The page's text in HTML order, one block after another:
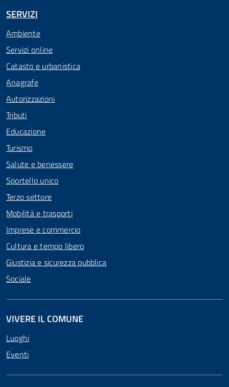
SERVIZI
Ambiente
Servizi online
Catasto e urbanistica
Anagrafe
Autorizzazioni
Tributi
Educazione
Turismo
Salute e benessere
Sportello unico
Terzo settore
Mobilità e trasporti
Imprese e commercio
Cultura e tempo libero
Giustizia e sicurezza pubblica
Sociale
VIVERE IL COMUNE
Luoghi
Eventi